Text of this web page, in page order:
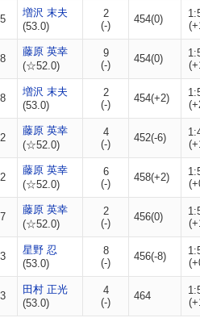
5
増沢 末夫
(53.0)
2
(-)
454(0)
8
藤原 英幸
(☆52.0)
9
(-)
454(0)
8
増沢 末夫
(53.0)
2
(-)
454(+2)
2
藤原 英幸
(☆52.0)
4
(-)
452(-6)
2
藤原 英幸
(☆52.0)
6
(-)
458(+2)
7
藤原 英幸
(☆52.0)
2
(-)
456(0)
3
星野 忍
(53.0)
8
(-)
456(-8)
3
田村 正光
(53.0)
4
(-)
464